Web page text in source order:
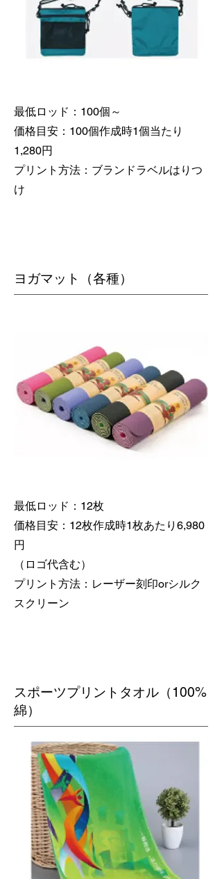
最低ロッド：100個～
価格目安：100個作成時1個当たり
1,280円
​プリント方法：ブランドラベルはりつ
け
​ヨガマット（各種）
最低ロッド：12枚
価格目安：12枚作成時1枚あたり6,980
円
（ロゴ代含む）
​プリント方法：レーザー刻印orシルク
スクリーン
​スポーツプリントタオル（100%
綿）